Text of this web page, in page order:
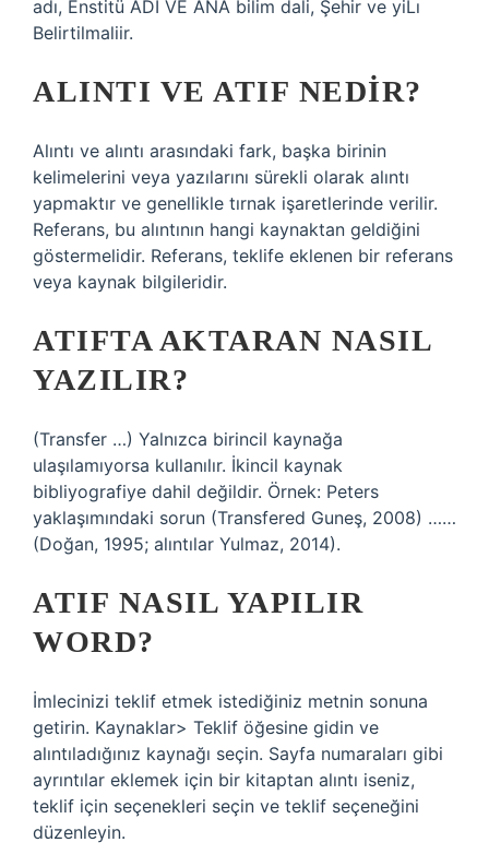
adı, Enstitü ADI VE ANA bilim dali, Şehir ve yiLı
Belirtilmaliir.
ALINTI VE ATIF NEDIR?
Alıntı ve alıntı arasındaki fark, başka birinin
kelimelerini veya yazılarını sürekli olarak alıntı
yapmaktır ve genellikle tırnak işaretlerinde verilir.
Referans, bu alıntının hangi kaynaktan geldiğini
göstermelidir. Referans, teklife eklenen bir referans
veya kaynak bilgileridir.
ATIFTA AKTARAN NASIL
YAZILIR?
(Transfer …) Yalnızca birincil kaynağa
ulaşılamıyorsa kullanılır. İkincil kaynak
bibliyografiye dahil değildir. Örnek: Peters
yaklaşımındaki sorun (Transfered Guneş, 2008) ……
(Doğan, 1995; alıntılar Yulmaz, 2014).
ATIF NASIL YAPILIR
WORD?
İmlecinizi teklif etmek istediğiniz metnin sonuna
getirin. Kaynaklar> Teklif öğesine gidin ve
alıntıladığınız kaynağı seçin. Sayfa numaraları gibi
ayrıntılar eklemek için bir kitaptan alıntı iseniz,
teklif için seçenekleri seçin ve teklif seçeneğini
düzenleyin.